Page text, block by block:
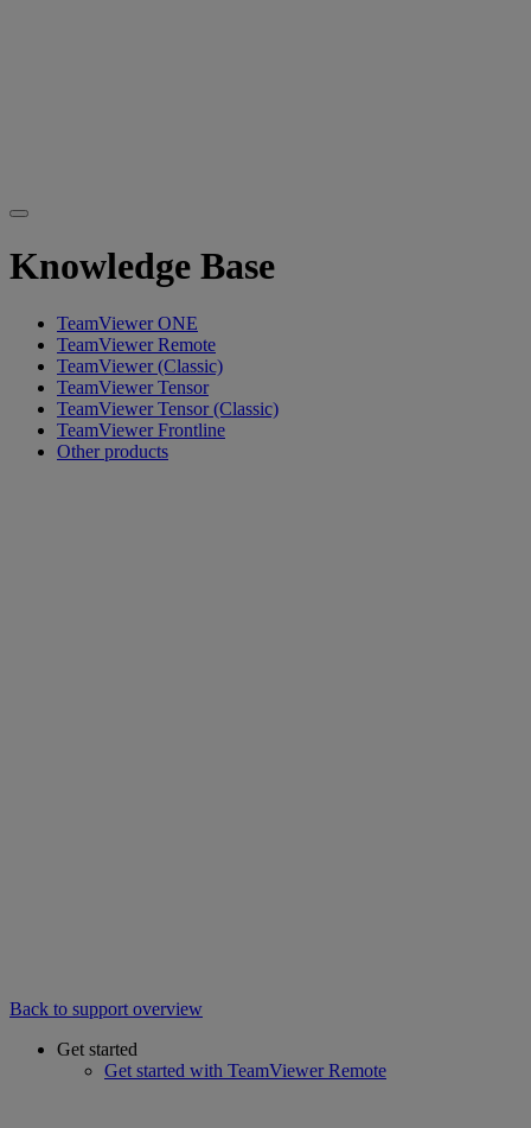
Knowledge Base
TeamViewer ONE
TeamViewer Remote
TeamViewer (Classic)
TeamViewer Tensor
TeamViewer Tensor (Classic)
TeamViewer Frontline
Other products
Back to support overview
Get started
Get started with TeamViewer Remote